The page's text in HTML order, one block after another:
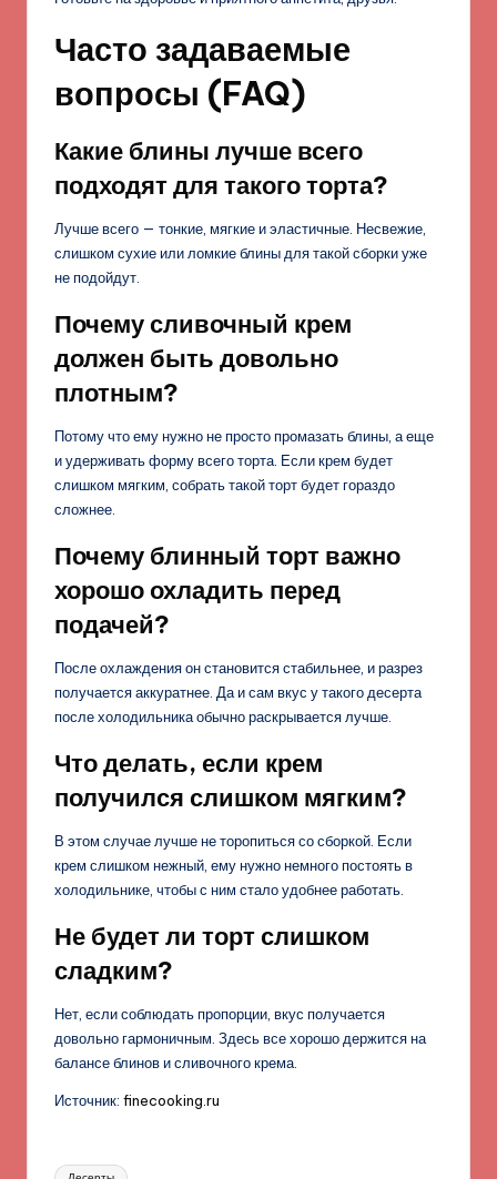
Часто задаваемые
вопросы (FAQ)
Какие блины лучше всего
подходят для такого торта?
Лучше всего — тонкие, мягкие и эластичные. Несвежие,
слишком сухие или ломкие блины для такой сборки уже
не подойдут.
Почему сливочный крем
должен быть довольно
плотным?
Потому что ему нужно не просто промазать блины, а еще
и удерживать форму всего торта. Если крем будет
слишком мягким, собрать такой торт будет гораздо
сложнее.
Почему блинный торт важно
хорошо охладить перед
подачей?
После охлаждения он становится стабильнее, и разрез
получается аккуратнее. Да и сам вкус у такого десерта
после холодильника обычно раскрывается лучше.
Что делать, если крем
получился слишком мягким?
В этом случае лучше не торопиться со сборкой. Если
крем слишком нежный, ему нужно немного постоять в
холодильнике, чтобы с ним стало удобнее работать.
Не будет ли торт слишком
сладким?
Нет, если соблюдать пропорции, вкус получается
довольно гармоничным. Здесь все хорошо держится на
балансе блинов и сливочного крема.
Источник: finecooking.ru
Метки: